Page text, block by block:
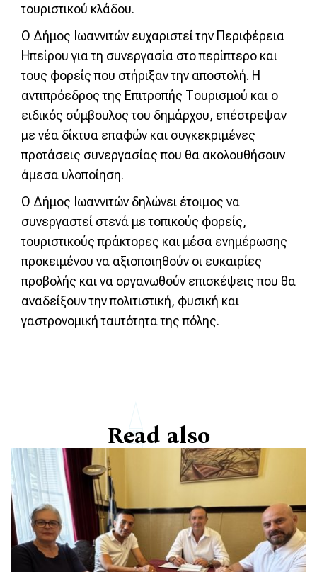
τουριστικού κλάδου.
Ο Δήμος Ιωαννιτών ευχαριστεί την Περιφέρεια
Ηπείρου για τη συνεργασία στο περίπτερο και
τους φορείς που στήριξαν την αποστολή. Η
αντιπρόεδρος της Επιτροπής Τουρισμού και ο
ειδικός σύμβουλος του δημάρχου, επέστρεψαν
με νέα δίκτυα επαφών και συγκεκριμένες
προτάσεις συνεργασίας που θα ακολουθήσουν
άμεσα υλοποίηση.
Ο Δήμος Ιωαννιτών δηλώνει έτοιμος να
συνεργαστεί στενά με τοπικούς φορείς,
τουριστικούς πράκτορες και μέσα ενημέρωσης
προκειμένου να αξιοποιηθούν οι ευκαιρίες
προβολής και να οργανωθούν επισκέψεις που θα
αναδείξουν την πολιτιστική, φυσική και
γαστρονομική ταυτότητα της πόλης.
Read also